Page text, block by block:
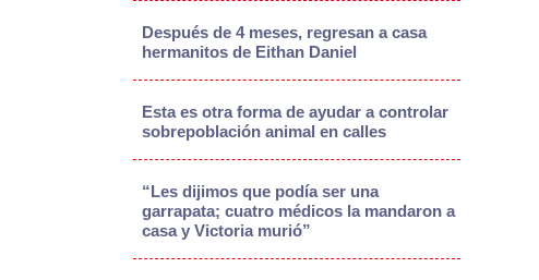
Después de 4 meses, regresan a casa
hermanitos de Eithan Daniel
Esta es otra forma de ayudar a controlar
sobrepoblación animal en calles
“Les dijimos que podía ser una
garrapata; cuatro médicos la mandaron a
casa y Victoria murió”